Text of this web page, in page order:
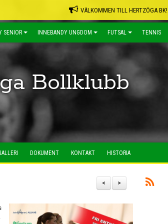
VÄLKOMMEN TILL HERTZÖGA BK!
SENIOR INNEBANDY UNGDOM FUTSAL TENNIS
Bollklubb
DOKUMENT KONTAKT HISTORIA
>
<